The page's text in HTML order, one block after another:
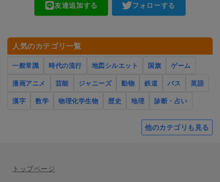
友達追加する フォローする
人気のカテゴリ一覧
一般常識 時代の流行 地図シルエット 国旗
ゲーム
漫画アニメ
芸能 ジャニーズ 動物 鉄道 バス
英語
漢字
数学 物理化学生物 歴史 地理 診断・占い
他のカテゴリも見る
トップページ